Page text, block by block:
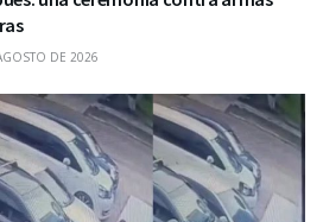
DE 2026